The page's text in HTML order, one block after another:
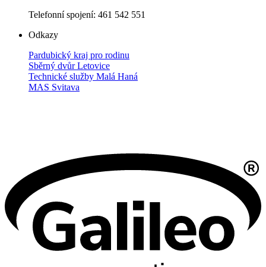
Telefonní spojení: 461 542 551
Odkazy
Pardubický kraj pro rodinu
Sběrný dvůr Letovice
Technické služby Malá Haná
MAS Svitava